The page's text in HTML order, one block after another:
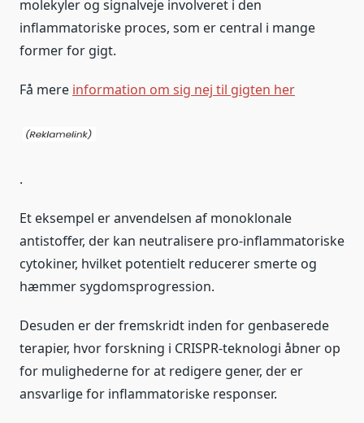
molekyler og signalveje involveret i den
inflammatoriske proces, som er central i mange
former for gigt.
Få mere information om sig nej til gigten her
.
Et eksempel er anvendelsen af monoklonale
antistoffer, der kan neutralisere pro-inflammatoriske
cytokiner, hvilket potentielt reducerer smerte og
hæmmer sygdomsprogression.
Desuden er der fremskridt inden for genbaserede
terapier, hvor forskning i CRISPR-teknologi åbner op
for mulighederne for at redigere gener, der er
ansvarlige for inflammatoriske responser.